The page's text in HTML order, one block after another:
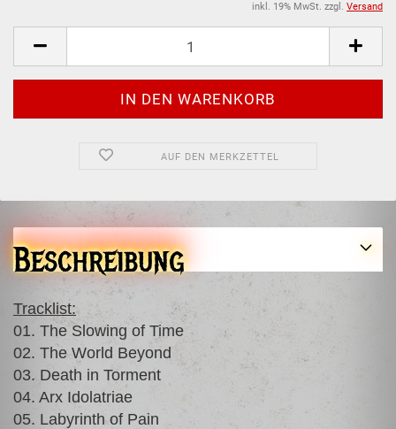
inkl. 19% MwSt. zzgl. Versand
AUF DEN MERKZETTEL
Beschreibung
Tracklist:
01. The Slowing of Time
02. The World Beyond
03. Death in Torment
04. Arx Idolatriae
05. Labyrinth of Pain